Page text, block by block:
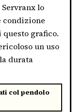
lo
condizione
grafico.
un uso
durata
col pendolo